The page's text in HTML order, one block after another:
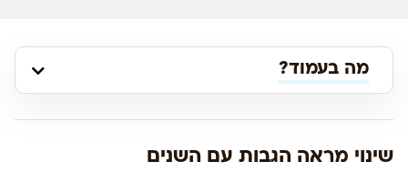
מה בעמוד?
שינוי מראה הגבות עם השנים